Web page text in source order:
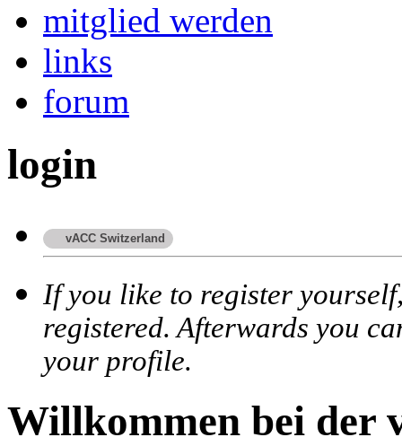
mitglied werden
links
forum
login
vACC Switzerland
If you like to register
registered. Afterwards you
your profile.
Willkommen bei der